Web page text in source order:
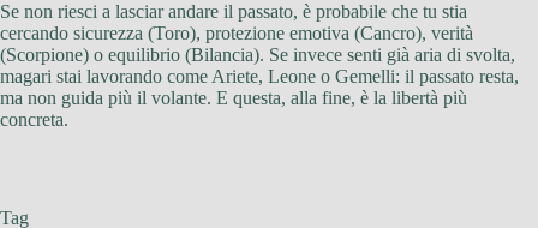
Se non riesci a lasciar andare il passato, è probabile che tu stia
cercando sicurezza (Toro), protezione emotiva (Cancro), verità
(Scorpione) o equilibrio (Bilancia). Se invece senti già aria di svolta,
magari stai lavorando come Ariete, Leone o Gemelli: il passato resta,
ma non guida più il volante. E questa, alla fine, è la libertà più
concreta.
Tag